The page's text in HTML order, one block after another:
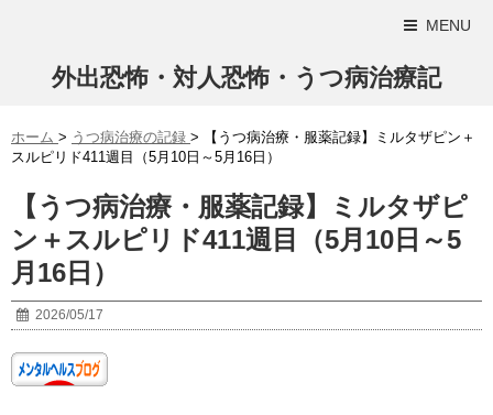
MENU
外出恐怖・対人恐怖・うつ病治療記
ホーム > うつ病治療の記録 >
【うつ病治療・服薬記録】ミルタザピン＋
スルピリド411週目（5月10日～5月16日）
【うつ病治療・服薬記録】ミルタザピ
ン＋スルピリド411週目（5月10日～5
月16日）
2026/05/17